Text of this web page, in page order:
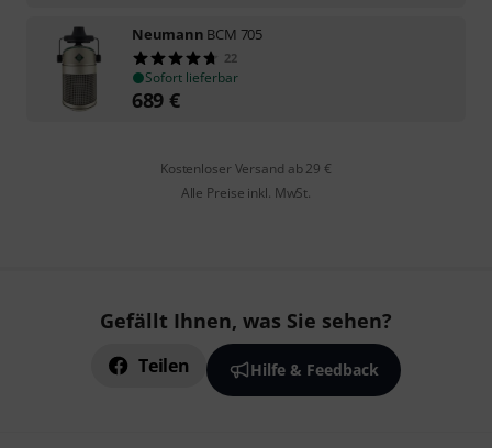
Neumann BCM 705
22
Sofort lieferbar
689 €
Kostenloser Versand ab 29 €
Alle Preise inkl. MwSt.
Gefällt Ihnen, was Sie sehen?
Teilen Hilfe & Feedback